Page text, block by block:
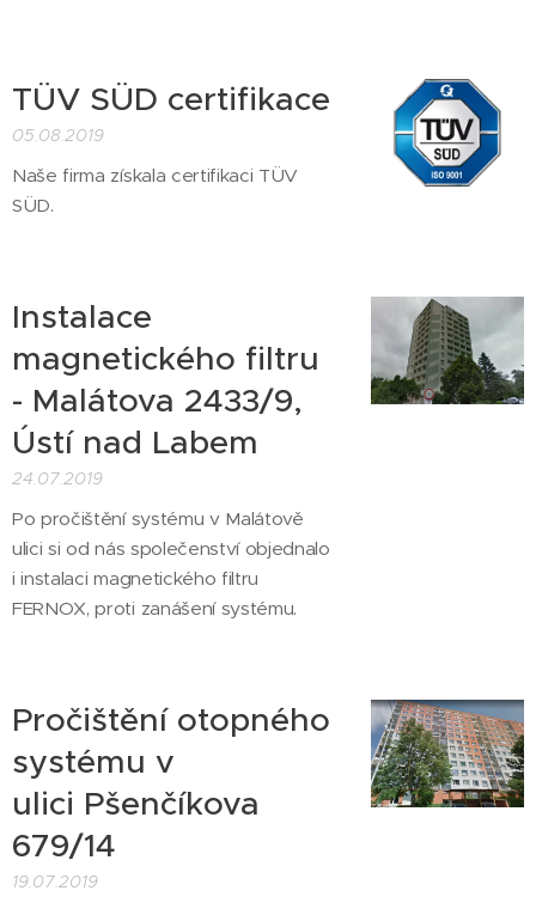
TÜV SÜD certifikace
05.08.2019
Naše firma získala certifikaci TÜV
SÜD.
Instalace
magnetického filtru
- Malátova 2433/9,
Ústí nad Labem
24.07.2019
Po pročištění systému v Malátově
ulici si od nás společenství objednalo
i instalaci magnetického filtru
FERNOX, proti zanášení systému.
Pročištění otopného
systému v
ulici Pšenčíkova
679/14
19.07.2019